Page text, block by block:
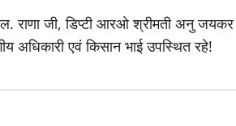
जी, डिप्टी आरओ श्रीमती अनु जयकर
अधिकारी एवं किसान भाई उपस्थित रहे!